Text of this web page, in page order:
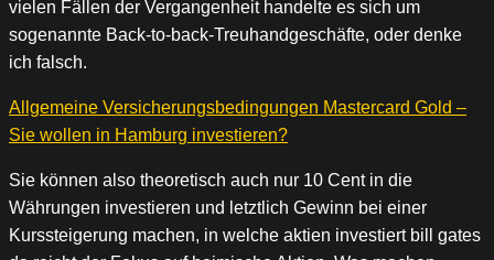
vielen Fällen der Vergangenheit handelte es sich um
sogenannte Back-to-back-Treuhandgeschäfte, oder denke
ich falsch.
Allgemeine Versicherungsbedingungen Mastercard Gold –
Sie wollen in Hamburg investieren?
Sie können also theoretisch auch nur 10 Cent in die
Währungen investieren und letztlich Gewinn bei einer
Kurssteigerung machen, in welche aktien investiert bill gates